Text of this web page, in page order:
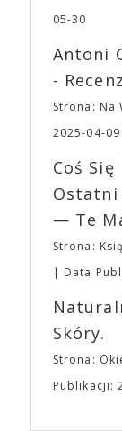
jednego z
(„Joker”,
roli.
osobisty
się z
„Bo się
dotyczył
Waszych
napoje oraz
planujemy
EXPO XXI!
05-30
Antoni
-
Strona: Na
2025-04-09
Coś Się
Ostatni
— Te
Strona:
Data
Skóry.
Strona:
Publikacji: